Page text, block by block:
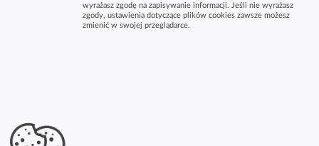
wyrażasz zgodę na zapisywanie informacji. Jeśli nie wyrażasz
zgody, ustawienia dotyczące plików cookies zawsze możesz
zmienić w swojej przeglądarce.